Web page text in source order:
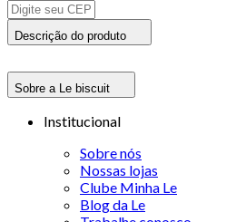
Descrição do produto
Sobre a Le biscuit
Institucional
Sobre nós
Nossas lojas
Clube Minha Le
Blog da Le